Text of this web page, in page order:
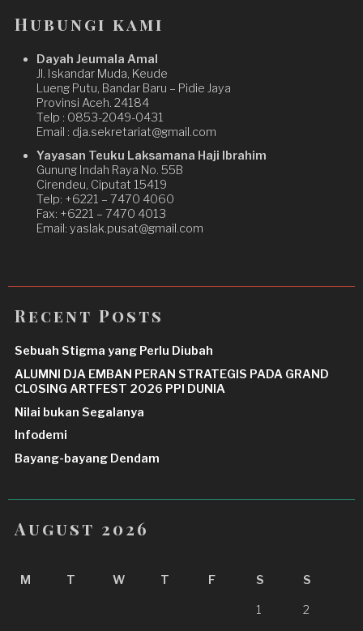
Hubungi kami
Dayah Jeumala Amal
Jl. Iskandar Muda, Keude
Lueng Putu, Bandar Baru – Pidie Jaya
Provinsi Aceh. 24184
Telp : 0853-2049-0431
Email : dja.sekretariat@gmail.com
Yayasan Teuku Laksamana Haji Ibrahim
Gunung Indah Raya No. 55B
Cirendeu, Ciputat 15419
Telp: +6221 – 7470 4060
Fax: +6221 – 7470 4013
Email: yaslak.pusat@gmail.com
Recent Posts
Sebuah Stigma yang Perlu Diubah
ALUMNI DJA EMBAN PERAN STRATEGIS PADA GRAND
CLOSING ARTFEST 2026 PPI DUNIA
Nilai bukan Segalanya
Infodemi
Bayang-bayang Dendam
August 2026
M T W T F S S
1 2